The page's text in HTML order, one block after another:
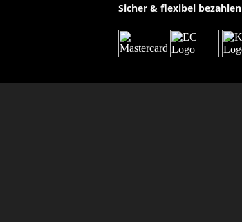
Sicher & flexibel bezahlen